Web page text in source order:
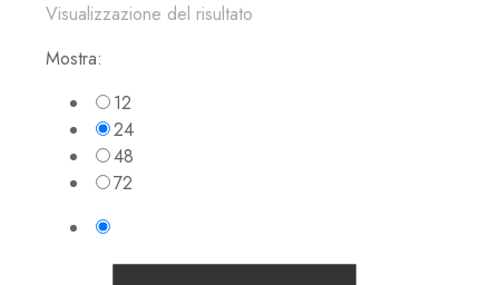
Visualizzazione del risultato
Mostra:
12
24
48
72